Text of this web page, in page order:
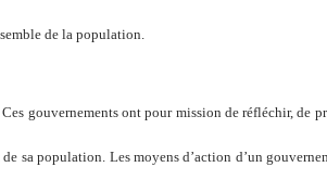
de la population.
gouvernements ont pour mission de réfléchir, de
sa population. Les moyens d’action d’un